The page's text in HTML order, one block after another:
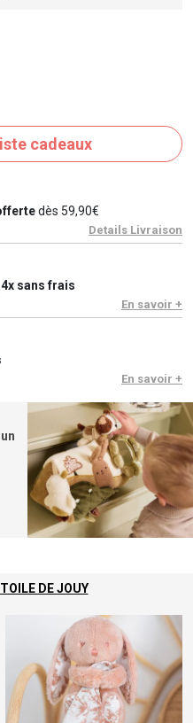
cadeaux
dès 59,90€
Details Livraison
4x sans frais
En savoir +
En savoir +
TOILE DE JOUY